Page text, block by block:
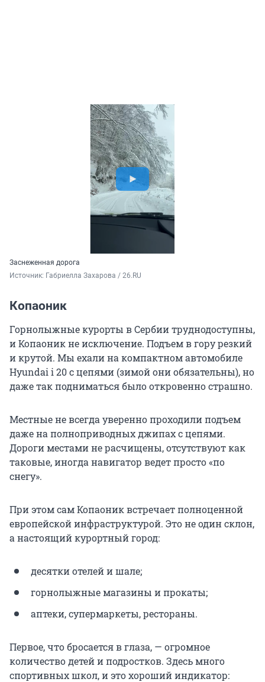
Заснеженная дорога
Источник: Габриелла Захарова / 26.RU
Копаоник
Горнолыжные курорты в Сербии труднодоступны,
и Копаоник не исключение. Подъем в гору резкий
и крутой. Мы ехали на компактном автомобиле
Hyundai i 20 с цепями (зимой они обязательны), но
даже так подниматься было откровенно страшно.
Местные не всегда уверенно проходили подъем
даже на полноприводных джипах с цепями.
Дороги местами не расчищены, отсутствуют как
таковые, иногда навигатор ведет просто «по
снегу».
При этом сам Копаоник встречает полноценной
европейской инфраструктурой. Это не один склон,
а настоящий курортный город:
десятки отелей и шале;
горнолыжные магазины и прокаты;
аптеки, супермаркеты, рестораны.
Первое, что бросается в глаза, — огромное
количество детей и подростков. Здесь много
спортивных школ, и это хороший индикатор: